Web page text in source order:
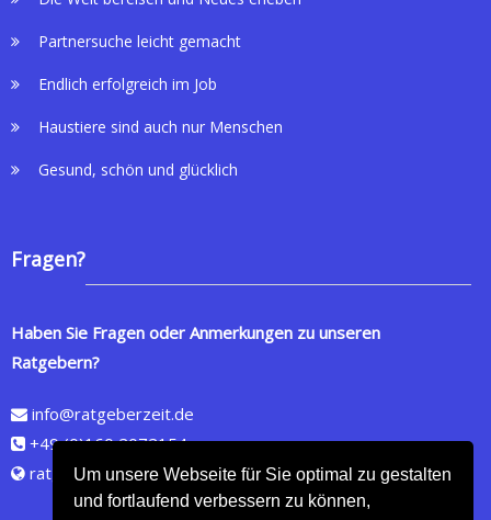
Um unsere Webseite für Sie optimal zu gestalten
und fortlaufend verbessern zu können,
Partnersuche leicht gemacht
Endlich erfolgreich im Job
Haustiere sind auch nur Menschen
Gesund, schön und glücklich
Fragen?
Haben Sie Fragen oder Anmerkungen zu unseren
Ratgebern?
info@ratgeberzeit.de
+49 (0)160 2072154
ratgeberzeit.de